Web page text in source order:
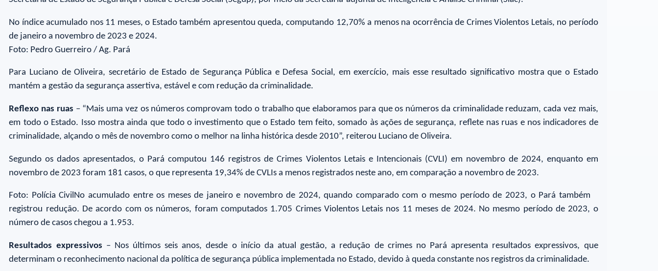
No índice acumulado nos 11 meses, o Estado também apresentou queda, computando 12,70% a menos na ocorrência de Crimes Violentos Letais, no período
de janeiro a novembro de 2023 e 2024.
Foto: Pedro Guerreiro / Ag. Pará
Para Luciano de Oliveira, secretário de Estado de Segurança Pública e Defesa Social, em exercício, mais esse resultado significativo mostra que o Estado
mantém a gestão da segurança assertiva, estável e com redução da criminalidade.
Reflexo nas ruas – “Mais uma vez os números comprovam todo o trabalho que elaboramos para que os números da criminalidade reduzam, cada vez mais,
em todo o Estado. Isso mostra ainda que todo o investimento que o Estado tem feito, somado às ações de segurança, reflete nas ruas e nos indicadores de
criminalidade, alçando o mês de novembro como o melhor na linha histórica desde 2010”, reiterou Luciano de Oliveira.
Segundo os dados apresentados, o Pará computou 146 registros de Crimes Violentos Letais e Intencionais (CVLI) em novembro de 2024, enquanto em
novembro de 2023 foram 181 casos, o que representa 19,34% de CVLIs a menos registrados neste ano, em comparação a novembro de 2023.
Foto: Polícia CivilNo acumulado entre os meses de janeiro e novembro de 2024, quando comparado com o mesmo período de 2023, o Pará também
registrou redução. De acordo com os números, foram computados 1.705 Crimes Violentos Letais nos 11 meses de 2024. No mesmo período de 2023, o
número de casos chegou a 1.953.
Resultados expressivos – Nos últimos seis anos, desde o início da atual gestão, a redução de crimes no Pará apresenta resultados expressivos, que
determinam o reconhecimento nacional da política de segurança pública implementada no Estado, devido à queda constante nos registros da criminalidade.